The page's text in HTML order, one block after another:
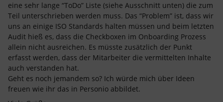
eine sehr lange “ToDo” Liste (siehe Ausschnitt unten) die zum
Teil unterschrieben werden muss. Das “Problem” ist, dass wir
uns an einige ISO Standards halten müssen und beim letzten
Audit hieß es, dass die Checkboxen im Onboarding Prozess
allein nicht ausreichen. Es müsste zusätzlich der Punkt
erfasst werden, dass der Mitarbeiter die vermittelten Inhalte
auch verstanden hat.
Geht es noch jemandem so? Ich würde mich über Ideen
freuen wie ihr das in Personio abbildet.